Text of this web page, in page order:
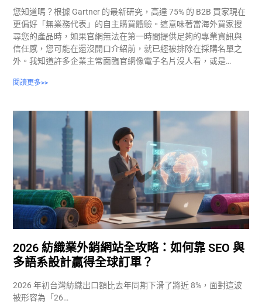
您知道嗎？根據 Gartner 的最新研究，高達 75% 的 B2B 買家現在
更偏好「無業務代表」的自主購買體驗。這意味著當海外買家搜
尋您的產品時，如果官網無法在第一時間提供足夠的專業資訊與
信任感，您可能在還沒開口介紹前，就已經被排除在採購名單之
外。我知道許多企業主常面臨官網像電子名片沒人看，或是…
閱讀更多>>
2026 紡織業外銷網站全攻略：如何靠 SEO 與
多語系設計贏得全球訂單？
2026 年初台灣紡織出口額比去年同期下滑了將近 8%，面對這波
被形容為「26…